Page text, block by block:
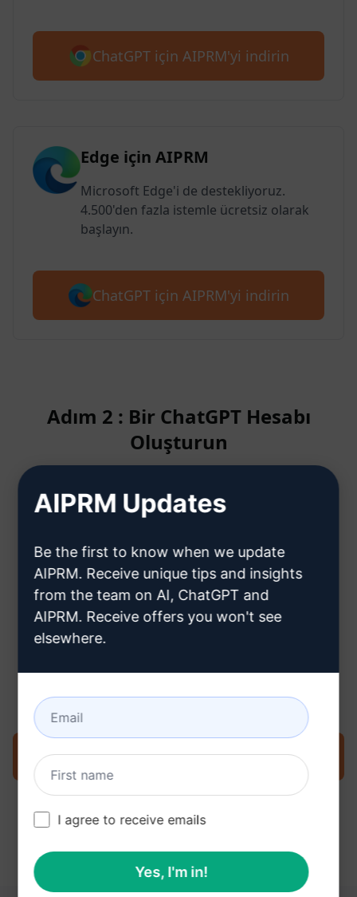
ChatGPT için AIPRM'yi indirin
Edge için AIPRM
Microsoft Edge'i de destekliyoruz.
4.500'den fazla istemle ücretsiz olarak
başlayın.
ChatGPT için AIPRM'yi indirin
Adım 2 : Bir ChatGPT Hesabı
Oluşturun
ChatGPT hesabının nasıl
buraya tıklayın
İstemi şimdi ChatGPT'de deneyin
AIPRM Updates
Be the first to know when we update
AIPRM. Receive unique tips and insights
from the team on AI, ChatGPT and
AIPRM. Receive offers you won't see
elsewhere.
I agree to receive emails
Yes, I'm in!